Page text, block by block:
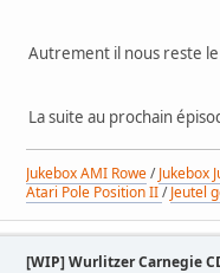
Autrement il nous reste
La suite au prochain
Jukebox AMI Rowe/Jukebox
Atari Pole Position II/Jeutel
[WIP] Wurlitzer Carnegie